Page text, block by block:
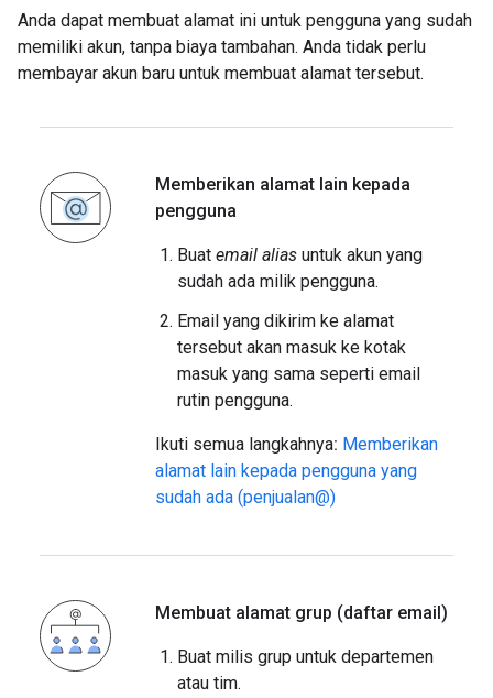
Anda dapat membuat alamat ini untuk pengguna yang sudah
memiliki akun, tanpa biaya tambahan. Anda tidak perlu
membayar akun baru untuk membuat alamat tersebut.
Memberikan alamat lain kepada
pengguna
Buat email alias untuk akun yang
sudah ada milik pengguna.
Email yang dikirim ke alamat
tersebut akan masuk ke kotak
masuk yang sama seperti email
rutin pengguna.
Ikuti semua langkahnya: Memberikan
alamat lain kepada pengguna yang
sudah ada (penjualan@)
Membuat alamat grup (daftar email)
Buat milis grup untuk departemen
atau tim.